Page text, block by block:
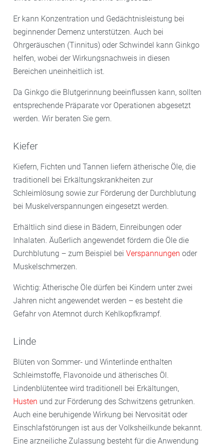
Er kann Konzentration und Gedächtnisleistung bei
beginnender Demenz unterstützen. Auch bei
Ohrgeräuschen (Tinnitus) oder Schwindel kann Ginkgo
helfen, wobei der Wirkungsnachweis in diesen
Bereichen uneinheitlich ist.
Da Ginkgo die Blutgerinnung beeinflussen kann, sollten
entsprechende Präparate vor Operationen abgesetzt
werden. Wir beraten Sie gern.
Kiefer
Kiefern, Fichten und Tannen liefern ätherische Öle, die
traditionell bei Erkältungskrankheiten zur
Schleimlösung sowie zur Förderung der Durchblutung
bei Muskelverspannungen eingesetzt werden.
Erhältlich sind diese in Bädern, Einreibungen oder
Inhalaten. Äußerlich angewendet fördern die Öle die
Durchblutung – zum Beispiel bei Verspannungen oder
Muskelschmerzen.
Wichtig: Ätherische Öle dürfen bei Kindern unter zwei
Jahren nicht angewendet werden – es besteht die
Gefahr von Atemnot durch Kehlkopfkrampf.
Linde
Blüten von Sommer- und Winterlinde enthalten
Schleimstoffe, Flavonoide und ätherisches Öl.
Lindenblütentee wird traditionell bei Erkältungen,
Husten und zur Förderung des Schwitzens getrunken.
Auch eine beruhigende Wirkung bei Nervosität oder
Einschlafstörungen ist aus der Volksheilkunde bekannt.
Eine arzneiliche Zulassung besteht für die Anwendung